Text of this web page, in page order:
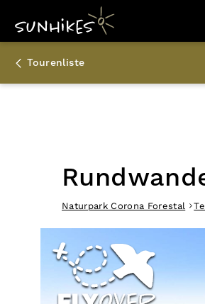
Tourenliste
Naturpark Corona Forestal